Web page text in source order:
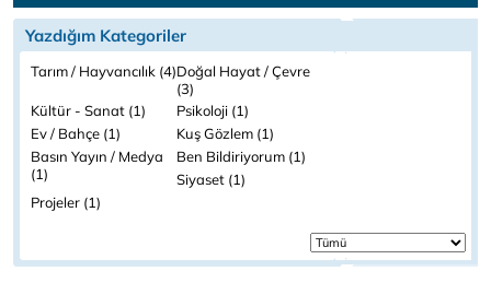
Yazdığım Kategoriler
Tarım / Hayvancılık (4)Doğal Hayat / Çevre
(3)
Kültür - Sanat (1)
Psikoloji (1)
Ev / Bahçe (1)
Kuş Gözlem (1)
Basın Yayın / Medya
(1)
Ben Bildiriyorum (1)
Siyaset (1)
Projeler (1)